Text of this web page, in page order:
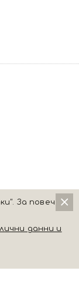
За повече
данни и